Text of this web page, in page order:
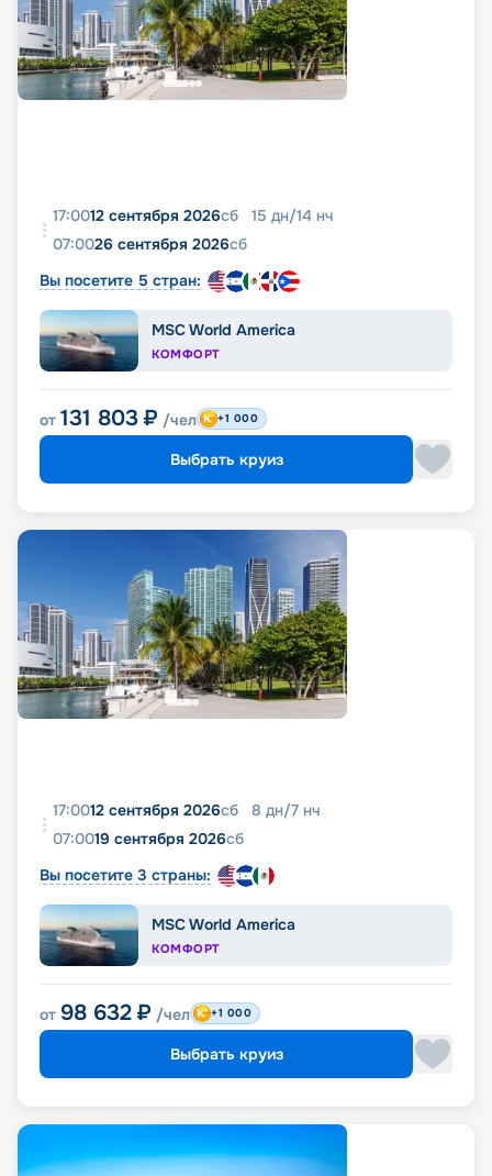
17:0012 сентября 2026сб 15 дн/14 нч
07:0026 сентября 2026сб
Вы посетите 5 стран:
MSC World America
КОМФОРТ
от 131 803 ₽ /чел +1 000
Выбрать круиз
17:0012 сентября 2026сб 8 дн/7 нч
07:0019 сентября 2026сб
Вы посетите 3 страны:
MSC World America
КОМФОРТ
от 98 632 ₽ /чел +1 000
Выбрать круиз